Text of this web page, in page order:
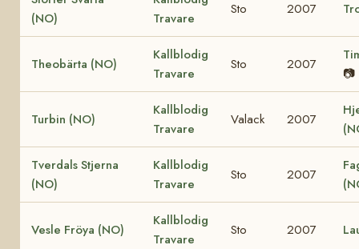
(NO)
Travare
Sto 2007
Theobärta (NO)
Kallblodig
Travare
Sto 2007
📷
Turbin (NO)
Kallblodig
Travare
Valack 2007
Tverdals Stjerna
(NO)
Kallblodig
Travare
Sto 2007
Vesle Fröya (NO)
Kallblodig
Travare
Sto 2007